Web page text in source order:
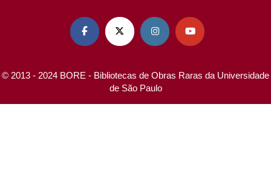
   
© 2013 - 2024 BORE - Bibliotecas de Obras Raras da Universidade
de São Paulo